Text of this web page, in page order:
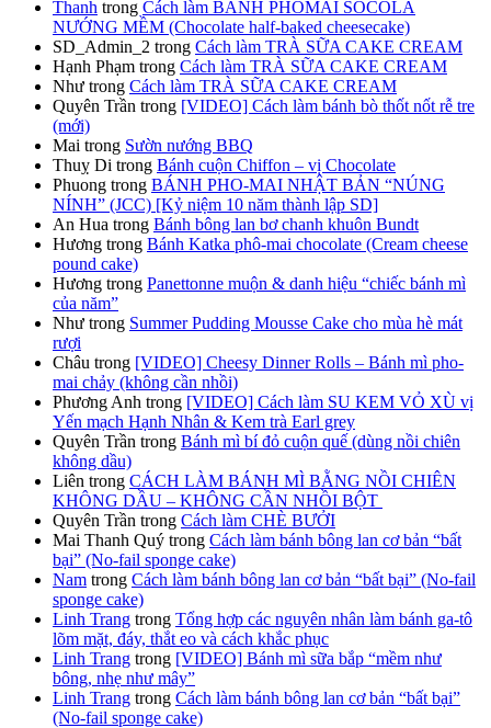
Thanh trong Cách làm BÁNH PHOMAI SOCOLA
NƯỚNG MỀM (Chocolate half-baked cheesecake)
SD_Admin_2 trong Cách làm TRÀ SỮA CAKE CREAM
Hạnh Phạm trong Cách làm TRÀ SỮA CAKE CREAM
Như trong Cách làm TRÀ SỮA CAKE CREAM
Quyên Trần trong [VIDEO] Cách làm bánh bò thốt nốt rễ tre
(mới)
Mai trong Sườn nướng BBQ
Thuỵ Di trong Bánh cuộn Chiffon – vị Chocolate
Phuong trong BÁNH PHO-MAI NHẬT BẢN “NÚNG
NÍNH” (JCC) [Kỷ niệm 10 năm thành lập SD]
An Hua trong Bánh bông lan bơ chanh khuôn Bundt
Hương trong Bánh Katka phô-mai chocolate (Cream cheese
pound cake)
Hương trong Panettonne muộn & danh hiệu “chiếc bánh mì
của năm”
Như trong Summer Pudding Mousse Cake cho mùa hè mát
rượi
Châu trong [VIDEO] Cheesy Dinner Rolls – Bánh mì pho-
mai chảy (không cần nhồi)
Phương Anh trong [VIDEO] Cách làm SU KEM VỎ XÙ vị
Yến mạch Hạnh Nhân & Kem trà Earl grey
Quyên Trần trong Bánh mì bí đỏ cuộn quế (dùng nồi chiên
không dầu)
Liên trong CÁCH LÀM BÁNH MÌ BẰNG NỒI CHIÊN
KHÔNG DẦU – KHÔNG CẦN NHỒI BỘT
Quyên Trần trong Cách làm CHÈ BƯỞI
Mai Thanh Quý trong Cách làm bánh bông lan cơ bản “bất
bại” (No-fail sponge cake)
Nam trong Cách làm bánh bông lan cơ bản “bất bại” (No-fail
sponge cake)
Linh Trang trong Tổng hợp các nguyên nhân làm bánh ga-tô
lõm mặt, đáy, thắt eo và cách khắc phục
Linh Trang trong [VIDEO] Bánh mì sữa bắp “mềm như
bông, nhẹ như mây”
Linh Trang trong Cách làm bánh bông lan cơ bản “bất bại”
(No-fail sponge cake)